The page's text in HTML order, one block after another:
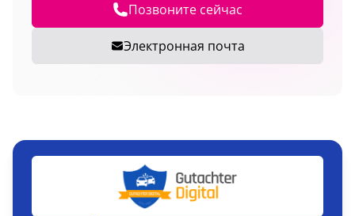
Позвоните сейчас
Электронная почта